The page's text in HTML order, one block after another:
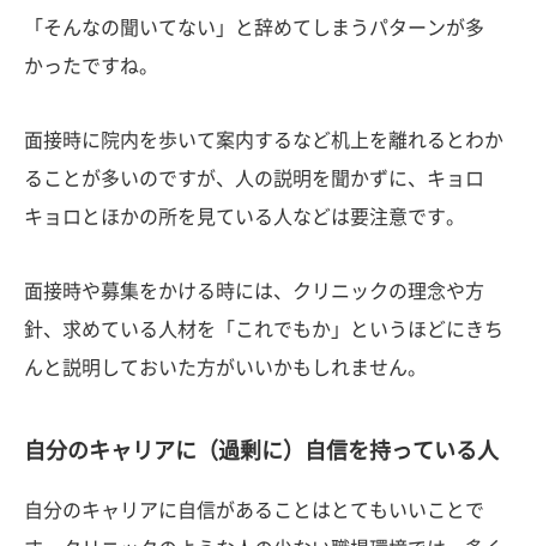
「そんなの聞いてない」と辞めてしまうパターンが多
かったですね。
面接時に院内を歩いて案内するなど机上を離れるとわか
ることが多いのですが、人の説明を聞かずに、キョロ
キョロとほかの所を見ている人などは要注意です。
面接時や募集をかける時には、クリニックの理念や方
針、求めている人材を「これでもか」というほどにきち
んと説明しておいた方がいいかもしれません。
自分のキャリアに（過剰に）自信を持っている人
自分のキャリアに自信があることはとてもいいことで